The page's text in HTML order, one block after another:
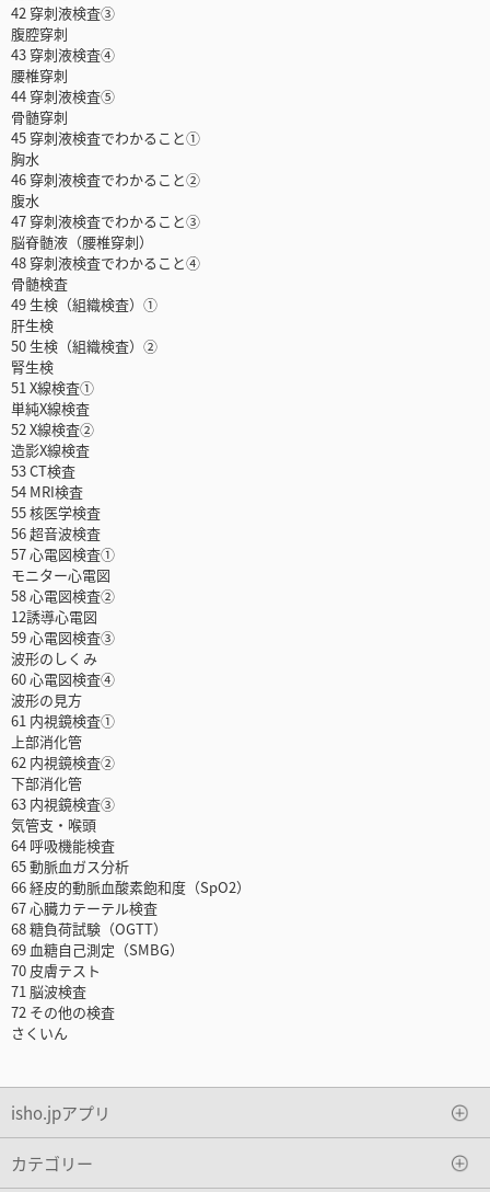
42 穿刺液検査③
腹腔穿刺
43 穿刺液検査④
腰椎穿刺
44 穿刺液検査⑤
骨髄穿刺
45 穿刺液検査でわかること①
胸水
46 穿刺液検査でわかること②
腹水
47 穿刺液検査でわかること③
脳脊髄液（腰椎穿刺）
48 穿刺液検査でわかること④
骨髄検査
49 生検（組織検査）①
肝生検
50 生検（組織検査）②
腎生検
51 X線検査①
単純X線検査
52 X線検査②
造影X線検査
53 CT検査
54 MRI検査
55 核医学検査
56 超音波検査
57 心電図検査①
モニター心電図
58 心電図検査②
12誘導心電図
59 心電図検査③
波形のしくみ
60 心電図検査④
波形の見方
61 内視鏡検査①
上部消化管
62 内視鏡検査②
下部消化管
63 内視鏡検査③
気管支・喉頭
64 呼吸機能検査
65 動脈血ガス分析
66 経皮的動脈血酸素飽和度（SpO2）
67 心臓カテーテル検査
68 糖負荷試験（OGTT）
69 血糖自己測定（SMBG）
70 皮膚テスト
71 脳波検査
72 その他の検査
さくいん
isho.jpアプリ
カテゴリー